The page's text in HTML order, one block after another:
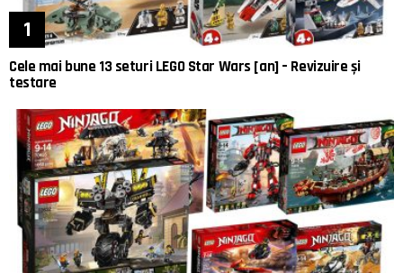
Cele mai bune 13 seturi LEGO Star Wars [an] – Revizuire și
testare